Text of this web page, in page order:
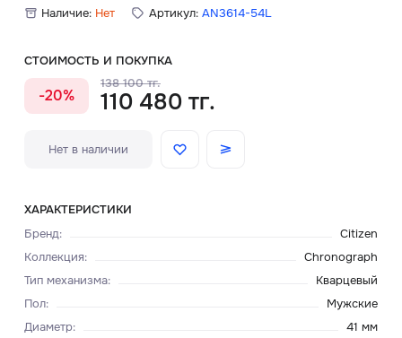
Наличие: Нет Артикул: AN3614-54L
СТОИМОСТЬ И ПОКУПКА
-20%
138 100 тг.
110 480 тг.
Нет в наличии
ХАРАКТЕРИСТИКИ
Бренд:
Citizen
Коллекция:
Chronograph
Тип механизма:
Кварцевый
Пол:
Мужские
Диаметр:
41 мм
Главная
О нас
Доставка и оплата